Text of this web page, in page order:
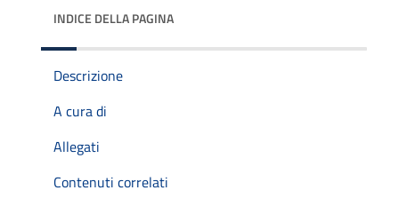
INDICE DELLA PAGINA
Descrizione
A cura di
Allegati
Contenuti correlati